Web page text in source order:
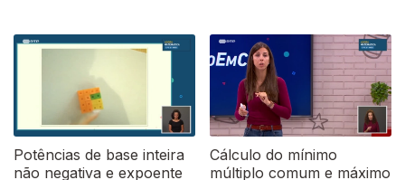
Potências de base inteira
não negativa e expoente
Cálculo do mínimo
múltiplo comum e máximo